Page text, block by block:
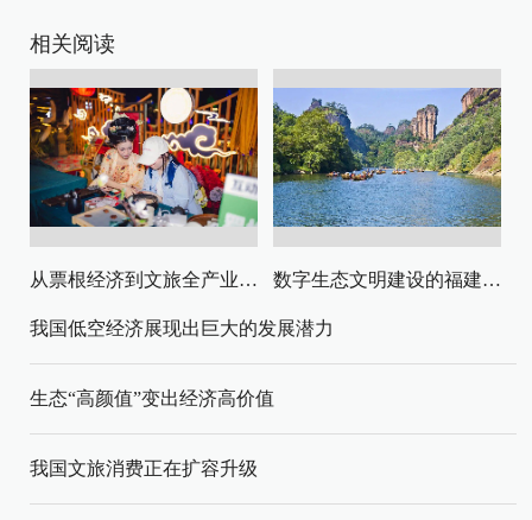
相关阅读
从票根经济到文旅全产业链升级 数字生态文明建设的福建路径与启示
我国低空经济展现出巨大的发展潜力
生态“高颜值”变出经济高价值
我国文旅消费正在扩容升级